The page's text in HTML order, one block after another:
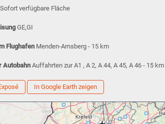
Sofort verfügbare Fläche
GE,GI
Flughafen Menden-Arnsberg - 15 km
Autobahn Auffahrten zur A1 , A 2, A 44, A 45, A 46 - 15 km
In Google Earth zeigen